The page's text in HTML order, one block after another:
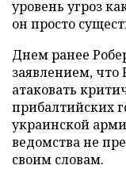
уровень угроз
он просто
Днем ранее
заявлением, что
атаковать
прибалтийских
украинской
ведомства не
своим словам.